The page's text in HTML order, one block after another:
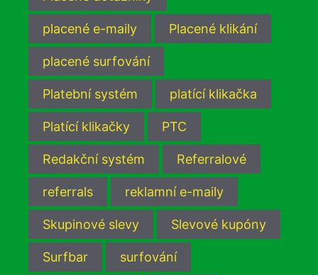
placené e-maily Placené klikání
placené surfování
Platební systém platící klikačka
Platící klikačky PTC
Redakční systém Referralové
referrals reklamní e-maily
Skupinové slevy Slevové kupóny
Surfbar surfování